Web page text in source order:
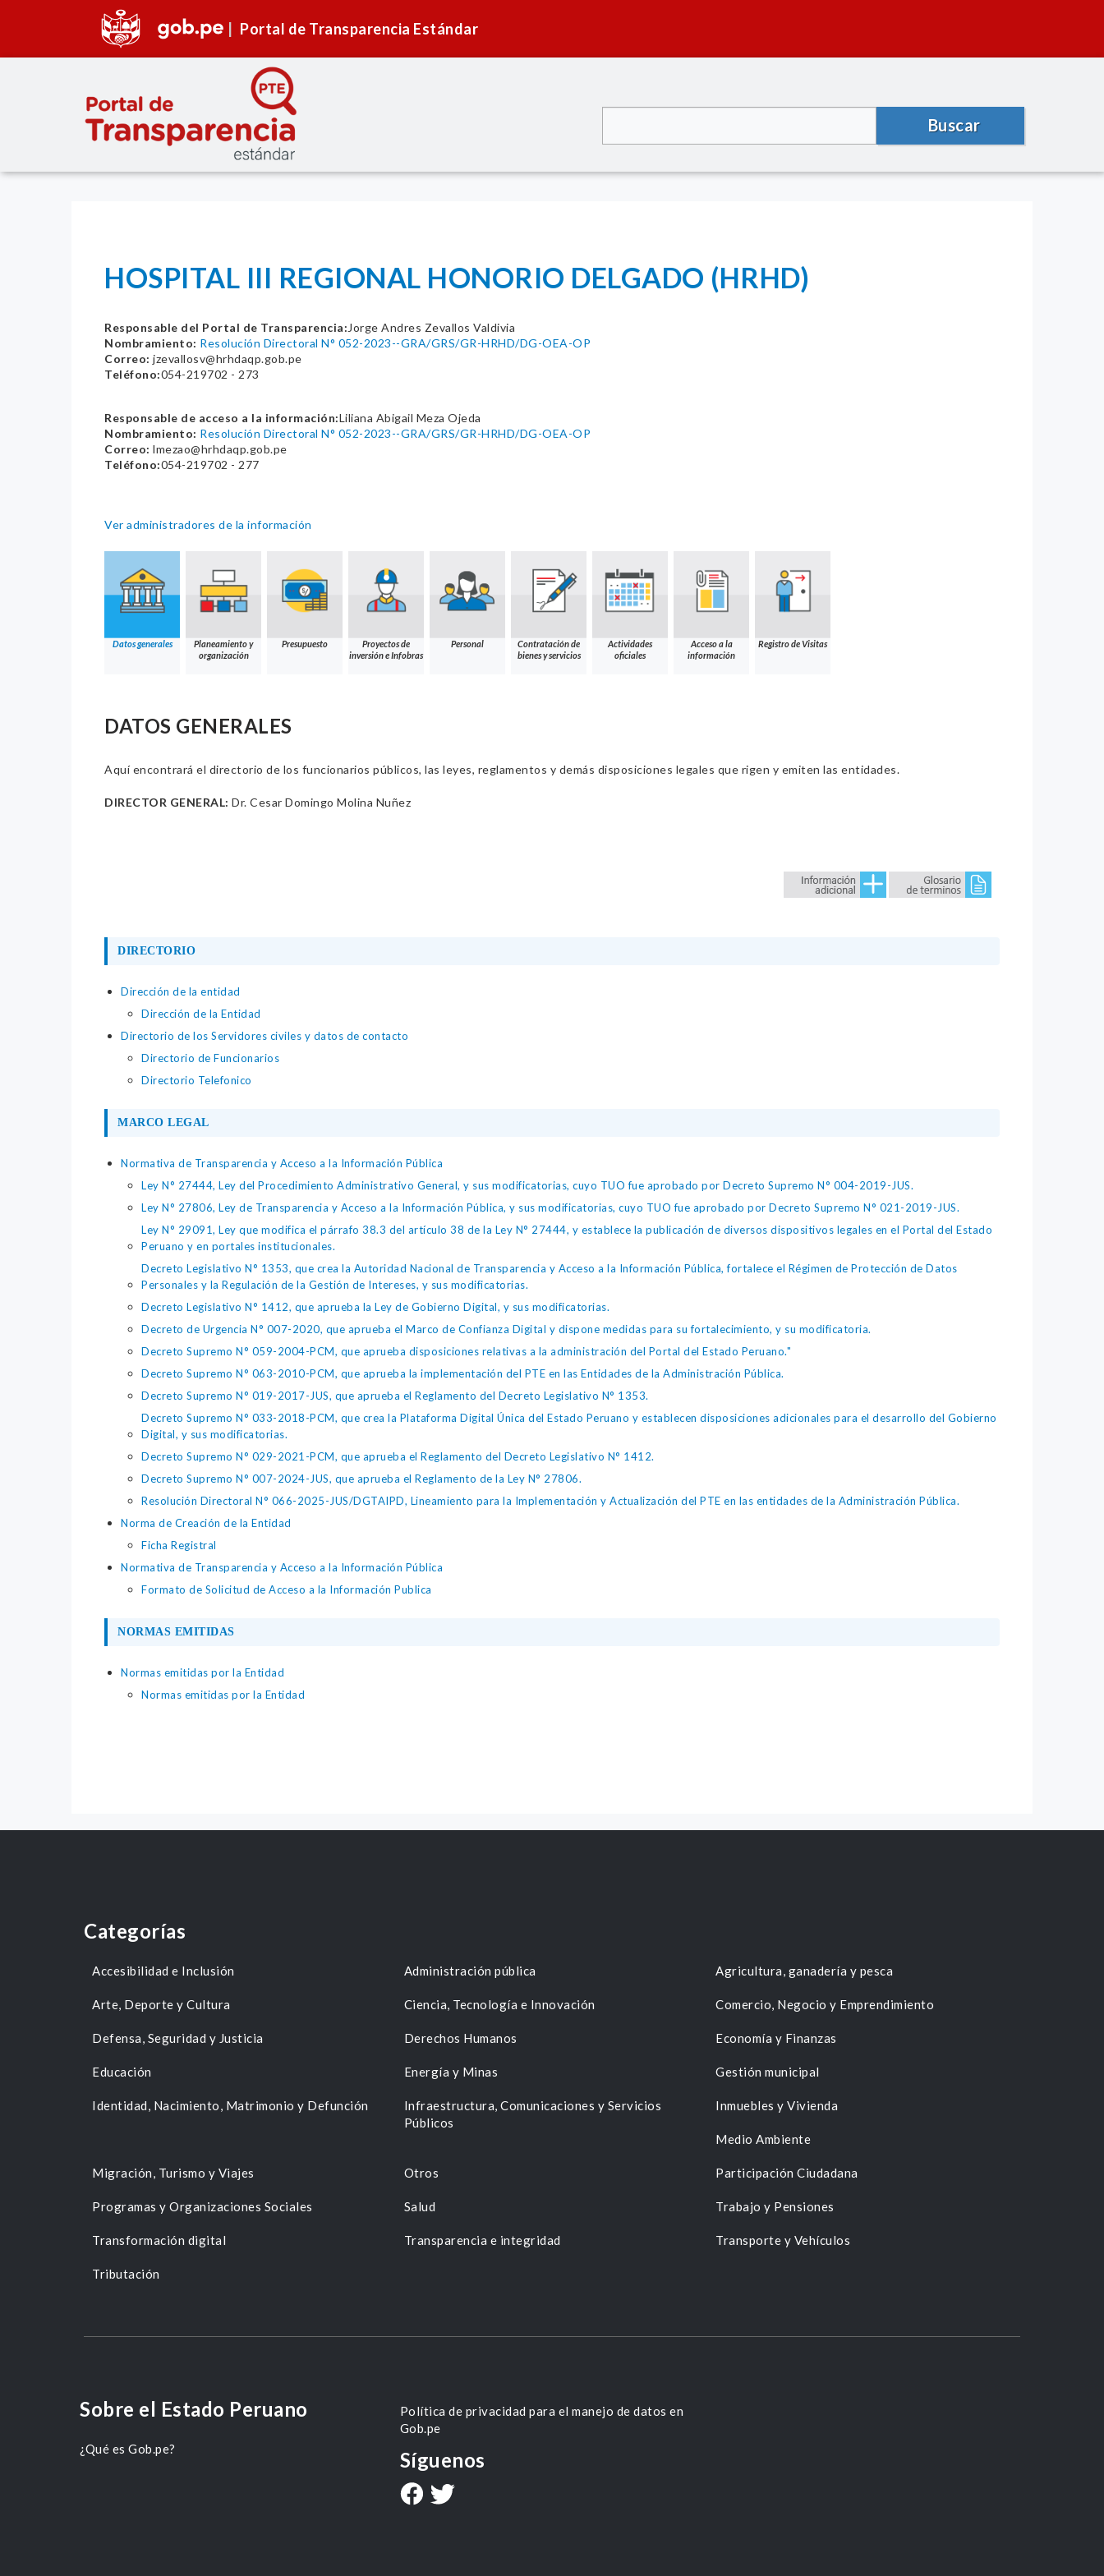
Portal de Transparencia Estándar
Buscar
HOSPITAL III REGIONAL HONORIO DELGADO (HRHD)
Responsable del Portal de Transparencia: Jorge Andres Zevallos Valdivia
Nombramiento: Resolución Directoral N° 052-2023--GRA/GRS/GR-HRHD/DG-OEA-OP
Correo: jzevallosv@hrhdaqp.gob.pe
Teléfono:054-219702 - 273
Responsable de acceso a la información:Liliana Abigail Meza Ojeda
Nombramiento: Resolución Directoral N° 052-2023--GRA/GRS/GR-HRHD/DG-OEA-OP
Correo: lmezao@hrhdaqp.gob.pe
Teléfono:054-219702 - 277
Ver administradores de la información
Datos generales
Planeamiento y
organización
Presupuesto
Proyectos de
inversión e Infobras
Personal
Contratación de
bienes y servicios
Actividades
oficiales
Acceso a la
información
Registro de Visitas
DATOS GENERALES
Aquí encontrará el directorio de los funcionarios públicos, las leyes, reglamentos y demás disposiciones legales que rigen y emiten las entidades.
DIRECTOR GENERAL: Dr. Cesar Domingo Molina Nuñez
DIRECTORIO
Dirección de la entidad
Dirección de la Entidad
Directorio de los Servidores civiles y datos de contacto
Directorio de Funcionarios
Directorio Telefonico
MARCO LEGAL
Normativa de Transparencia y Acceso a la Información Pública
Ley N° 27444, Ley del Procedimiento Administrativo General, y sus modificatorias, cuyo TUO fue aprobado por Decreto Supremo N° 004-2019-JUS.
Ley N° 27806, Ley de Transparencia y Acceso a la Información Pública, y sus modificatorias, cuyo TUO fue aprobado por Decreto Supremo N° 021-2019-JUS.
Ley N° 29091, Ley que modifica el párrafo 38.3 del artículo 38 de la Ley N° 27444, y establece la publicación de diversos dispositivos legales en el Portal del Estado
Peruano y en portales institucionales.
Decreto Legislativo N° 1353, que crea la Autoridad Nacional de Transparencia y Acceso a la Información Pública, fortalece el Régimen de Protección de Datos
Personales y la Regulación de la Gestión de Intereses, y sus modificatorias.
Decreto Legislativo N° 1412, que aprueba la Ley de Gobierno Digital, y sus modificatorias.
Decreto de Urgencia N° 007-2020, que aprueba el Marco de Confianza Digital y dispone medidas para su fortalecimiento, y su modificatoria.
Decreto Supremo N° 059-2004-PCM, que aprueba disposiciones relativas a la administración del Portal del Estado Peruano."
Decreto Supremo N° 063-2010-PCM, que aprueba la implementación del PTE en las Entidades de la Administración Pública.
Decreto Supremo N° 019-2017-JUS, que aprueba el Reglamento del Decreto Legislativo N° 1353.
Decreto Supremo N° 033-2018-PCM, que crea la Plataforma Digital Única del Estado Peruano y establecen disposiciones adicionales para el desarrollo del Gobierno
Digital, y sus modificatorias.
Decreto Supremo N° 029-2021-PCM, que aprueba el Reglamento del Decreto Legislativo N° 1412.
Decreto Supremo N° 007-2024-JUS, que aprueba el Reglamento de la Ley N° 27806.
Resolución Directoral N° 066-2025-JUS/DGTAIPD, Lineamiento para la Implementación y Actualización del PTE en las entidades de la Administración Pública.
Norma de Creación de la Entidad
Ficha Registral
Normativa de Transparencia y Acceso a la Información Pública
Formato de Solicitud de Acceso a la Información Publica
NORMAS EMITIDAS
Normas emitidas por la Entidad
Normas emitidas por la Entidad
Categorías
Accesibilidad e Inclusión Administración pública Agricultura, ganadería y pesca
Arte, Deporte y Cultura Ciencia, Tecnología e Innovación Comercio, Negocio y Emprendimiento
Defensa, Seguridad y Justicia Derechos Humanos Economía y Finanzas
Educación Energía y Minas Gestión municipal
Identidad, Nacimiento, Matrimonio y Defunción
Infraestructura, Comunicaciones y Servicios
Públicos
Inmuebles y Vivienda
Medio Ambiente
Migración, Turismo y Viajes Otros Participación Ciudadana
Programas y Organizaciones Sociales Salud Trabajo y Pensiones
Transformación digital Transparencia e integridad Transporte y Vehículos
Tributación
Sobre el Estado Peruano
¿Qué es Gob.pe?
Política de privacidad para el manejo de datos en
Gob.pe
Síguenos